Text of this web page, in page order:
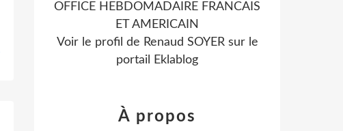
OFFICE HEBDOMADAIRE FRANCAIS
ET AMERICAIN
Voir le profil de Renaud SOYERsur le
portail Eklablog
À propos